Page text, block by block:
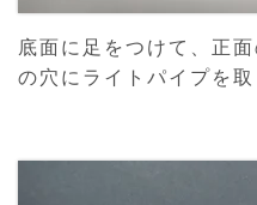
底面に足をつけて、正
の穴にライトパイプを取